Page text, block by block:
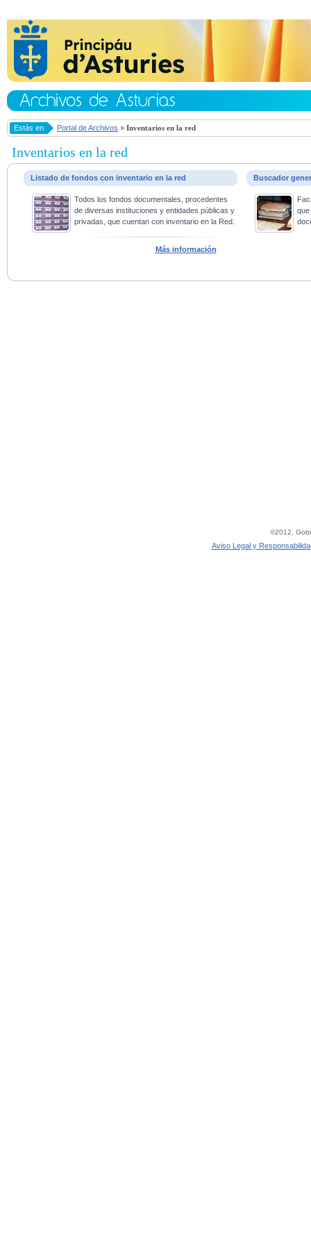
Estás en Portal de Archivos » Inventarios en la red
Inventarios en la red
Listado de fondos con inventario en la red
Todos los fondos documentales, procedentes
de diversas instituciones y entidades públicas y
privadas, que cuentan con inventario en la Red.
Más información
Buscador
©2012,
Aviso Legal y